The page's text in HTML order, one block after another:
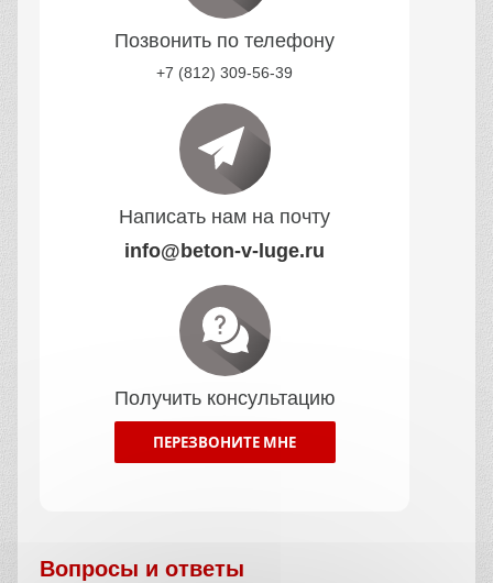
Позвонить по телефону
+7 (812) 309-56-39
Написать нам на почту
info@beton-v-luge.ru
Получить консультацию
ПЕРЕЗВОНИТЕ МНЕ
Вопросы и ответы